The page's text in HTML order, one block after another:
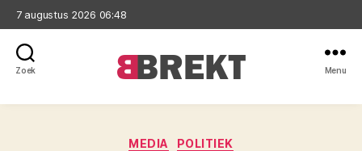
7 augustus 2026 06:48
Zoek Menu
Categorieën
MEDIA POLITIEK